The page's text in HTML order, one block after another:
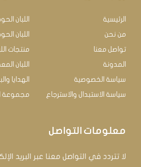
الرئيسية
من نحن
تواصل معنا
المدونة
سياسة الخصوصية
سياسة الاستبدال والاسترجاع
اللبان
اللبان
منتجات
اللبان
الهدايا
مجموعة
معلومات التواصل
لا تتردد في التواصل معنا عبر البريد